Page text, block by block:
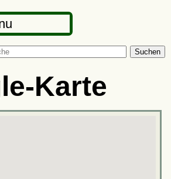
Suchen
Karte